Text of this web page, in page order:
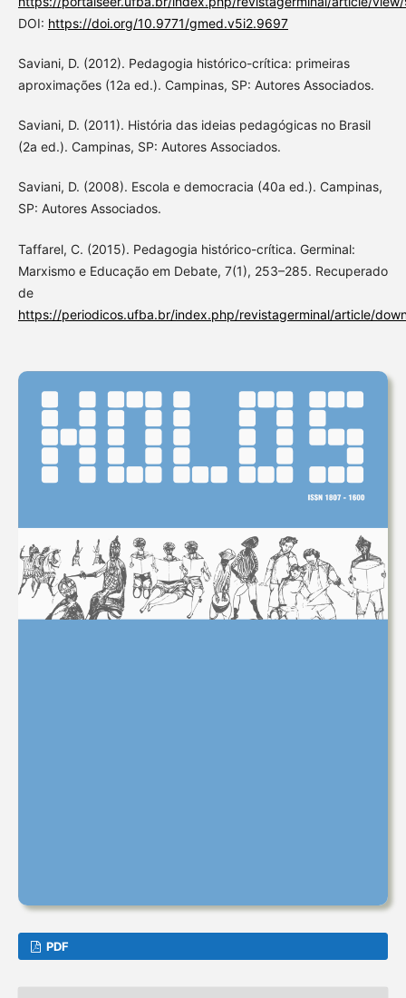
DOI: https://doi.org/10.9771/gmed.v5i2.9697
Saviani, D. (2012). Pedagogia histórico-crítica: primeiras
aproximações (12a ed.). Campinas, SP: Autores Associados.
Saviani, D. (2011). História das ideias pedagógicas no Brasil
(2a ed.). Campinas, SP: Autores Associados.
Saviani, D. (2008). Escola e democracia (40a ed.). Campinas,
SP: Autores Associados.
Taffarel, C. (2015). Pedagogia histórico-crítica. Germinal:
Marxismo e Educação em Debate, 7(1), 253–285. Recuperado
de
https://periodicos.ufba.br/index.php/revistagerminal/article/
PDF